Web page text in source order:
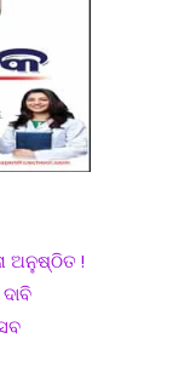
ଅନୁଷ୍ଠିତ !